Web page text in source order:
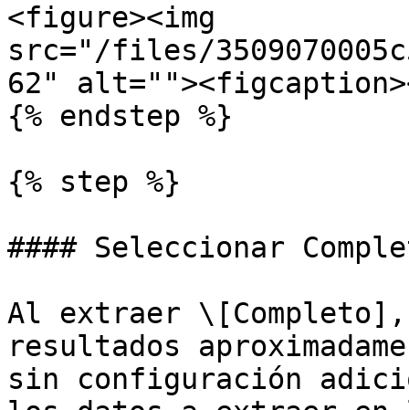
<figure><img
src="/files/
62"
{% endstep %}
{% step %}
#### Seleccionar
Al extraer \[Completo],
resultados
sin configuración